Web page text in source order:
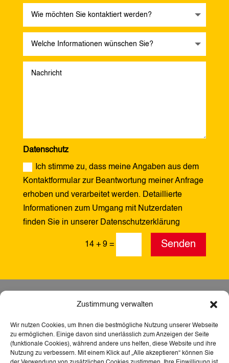
Zustimmung verwalten
Wir nutzen Cookies, um Ihnen die bestmögliche Nutzung unserer Webseite
zu ermöglichen. Einige davon sind unerlässlich zum Anzeigen der Seite
(funktionale Cookies), während andere uns helfen, diese Website und ihre
Nutzung zu verbessern. Mit einem Klick auf „Alle akzeptieren“ können Sie
Datenschutz
Ich stimme zu, dass meine Angaben aus dem
Kontaktformular zur Beantwortung meiner Anfrage
erhoben und verarbeitet werden. Detaillierte
Informationen zum Umgang mit Nutzerdaten
finden Sie in unserer Datenschutzerklärung
14 + 9 = Senden